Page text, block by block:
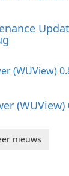
(WUView)
nieuws